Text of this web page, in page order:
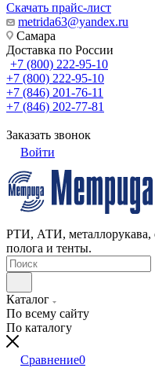
Скачать прайс-лист
metrida63@yandex.ru
Самара
Доставка по России
+7 (800) 222-95-10
+7 (800) 222-95-10
+7 (846) 201-76-11
+7 (846) 202-77-81
Заказать звонок
Войти
РТИ, АТИ, металлорукава,
полога и тенты.
Каталог
По всему сайту
По каталогу
Сравнение0